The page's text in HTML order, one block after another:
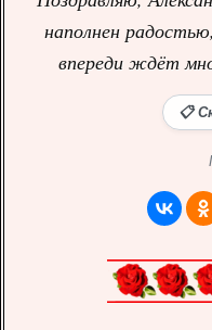
наполнен
впереди ждёт
📋